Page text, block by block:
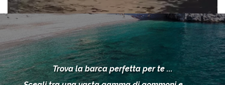
Trova la barca perfetta per te ...